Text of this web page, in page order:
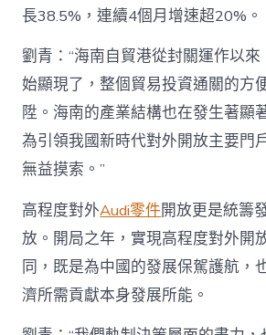
長38.5%，連續4個月增速超20%。
劉青：“海南自貿港從封關運作以
始顯現了，整個貿易投資通關的方
陞。海南的產業結構也在發生著顯
為引領我國新時代對外開放主要門
無益摸索。”
高程度對外Audi零件開放更是統籌
放。開局之年，實現高程度對外開
同，既是為中國的發展保駕護航，
濟所需貢獻本身發展所能。